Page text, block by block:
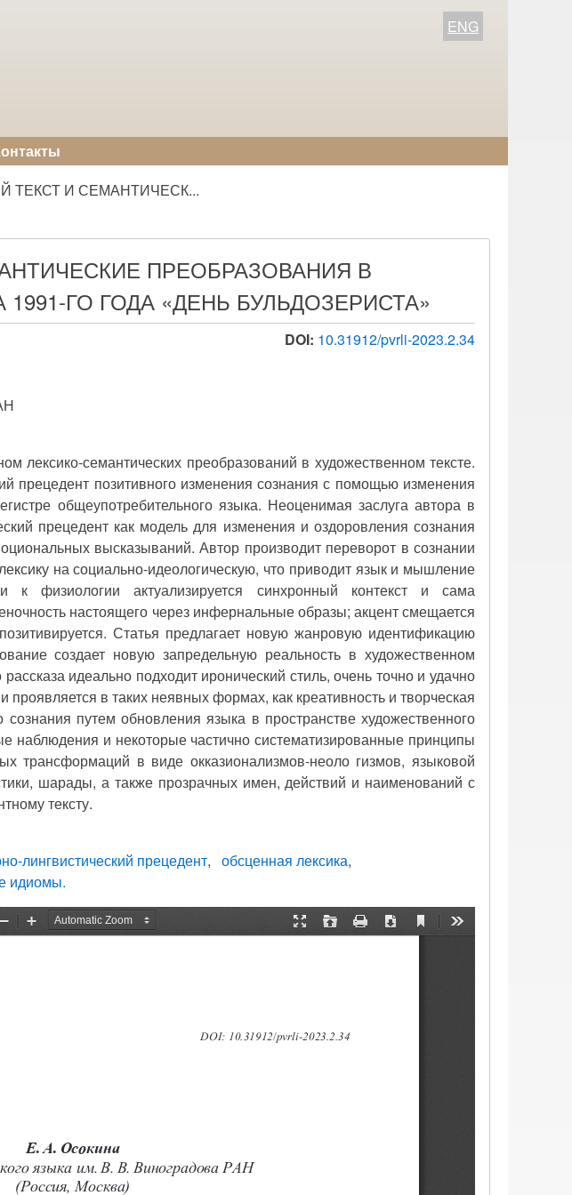
ENG
ТЕКСТ И СЕМАНТИЧЕСК...
ПРЕОБРАЗОВАНИЯ В
ГО ГОДА «ДЕНЬ БУЛЬДОЗЕРИСТА»
DOI: 10.31912/pvrli-2023.2.34
лексико-семантических преобразований в художественном тексте.
прецедент позитивного изменения сознания с помощью изменения
общеупотребительного языка. Неоценимая заслуга автора в
прецедент как модель для изменения и оздоровления сознания
высказываний. Автор производит переворот в сознании
на социально-идеологическую, что приводит язык и мышление
к физиологии актуализируется синхронный контекст и сама
настоящего через инфернальные образы; акцент смещается
Статья предлагает новую жанровую идентификацию
создает новую запредельную реальность в художественном
идеально подходит иронический стиль, очень точно и удачно
в таких неявных формах, как креативность и творческая
путем обновления языка в пространстве художественного
наблюдения и некоторые частично систематизированные принципы
трансформаций в виде окказионализмов-неоло гизмов, языковой
шарады, а также прозрачных имен, действий и наименований с
тексту.
лингвистический прецедент
обсценная лексика
идиомы.